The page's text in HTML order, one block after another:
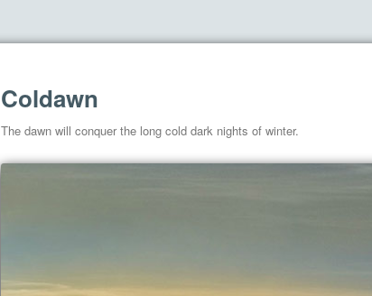
Coldawn
The dawn will conquer the long cold dark nights of winter.